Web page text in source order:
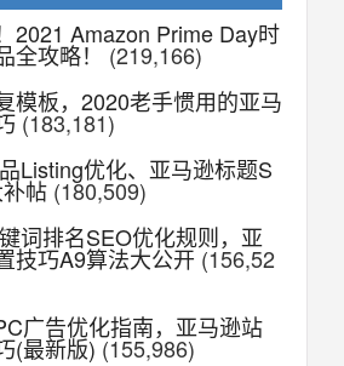
2021 Amazon Prime Day时
攻略！
(219,166)
模板，2020老手惯用的亚马
(183,181)
Listing优化、亚马逊标题S
帖 (180,509)
词排名SEO优化规则，亚
技巧A9算法大公开(156,52
广告优化指南，亚马逊站
(最新版)(155,986)